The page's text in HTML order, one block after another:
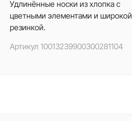
Удлинённые носки из хлопка с
цветными элементами и широкой
резинкой.
Артикул 10013239900300281104